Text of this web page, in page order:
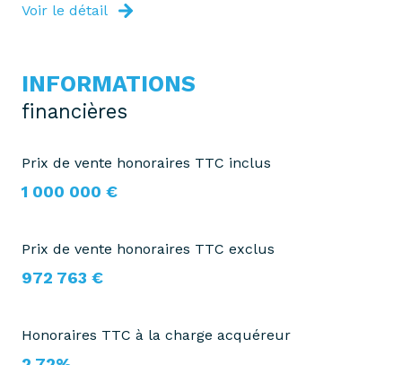
Voir le détail
INFORMATIONS
financières
Prix de vente honoraires TTC inclus
1 000 000 €
Prix de vente honoraires TTC exclus
972 763 €
Honoraires TTC à la charge acquéreur